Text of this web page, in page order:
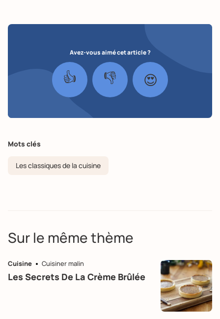
Avez-vous aimé cet article ?
👍 👎 😍
Mots clés
Les classiques de la cuisine
Sur le même thème
Cuisine Cuisiner malin
Les Secrets De La Crème Brûlée